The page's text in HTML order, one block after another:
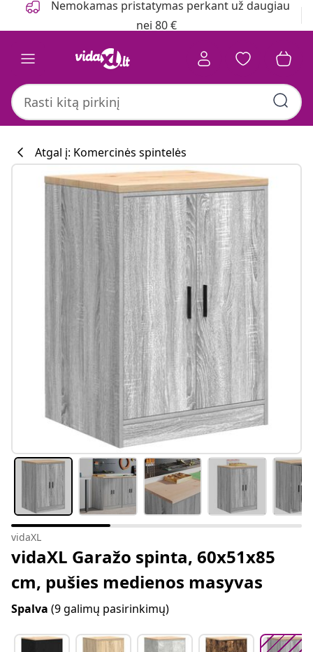
Nemokamas pristatymas perkant už daugiau
nei 80 €
Atgal į: Komercinės spintelės
vidaXL
vidaXL Garažo spinta, 60x51x85
cm, pušies medienos masyvas
Spalva (9 galimų pasirinkimų)